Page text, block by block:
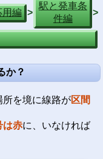
用編 >
駅と発車条
件編
>
か？
を境に線路が区間
は赤に、いなければ